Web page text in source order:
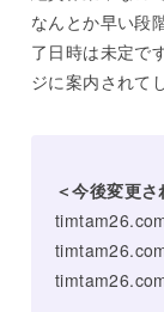
なんとか早い段
了日時は未定で
ジに案内されて
＜今後変更さ